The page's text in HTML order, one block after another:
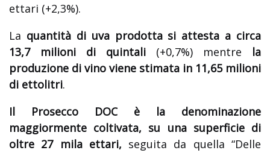
ettari (+2,3%).
La quantità di uva prodotta si attesta a circa
13,7 milioni di quintali (+0,7%) mentre la
produzione di vino viene stimata in 11,65 milioni
di ettolitri.
Il Prosecco DOC è la denominazione
maggiormente coltivata, su una superficie di
oltre 27 mila ettari, seguita da quella “Delle